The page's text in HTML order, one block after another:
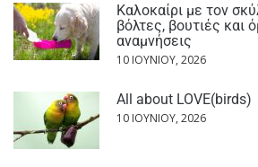
Καλοκαίρι με τον
βόλτες, βουτιές και
αναμνήσεις
10 ΙΟΥΝΊΟΥ, 2026
All about LOVE(birds)
10 ΙΟΥΝΊΟΥ, 2026